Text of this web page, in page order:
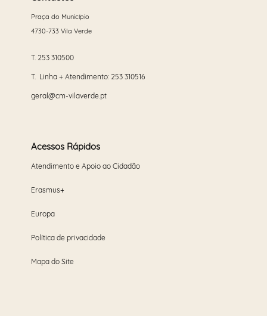
Praça do Município
4730-733 Vila Verde
T. 253 310500
T. Linha + Atendimento: 253 310516
geral@cm-vilaverde.pt
Acessos Rápidos
Atendimento e Apoio ao Cidadão
Erasmus+
Europa
Política de privacidade
Mapa do Site